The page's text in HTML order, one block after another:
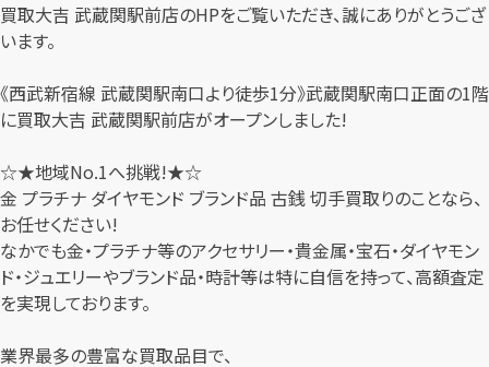
買取大吉 武蔵関駅前店のHPをご覧いただき、誠にありがとうござ
います。
《西武新宿線 武蔵関駅南口より徒歩1分》武蔵関駅南口正面の1階
に買取大吉 武蔵関駅前店がオープンしました!
☆★地域No.1へ挑戦!★☆
金 プラチナ ダイヤモンド ブランド品 古銭 切手買取りのことなら、
お任せください!
なかでも金・プラチナ等のアクセサリー・貴金属・宝石・ダイヤモン
ド・ジュエリーやブランド品・時計等は特に自信を持って、高額査定
を実現しております。
業界最多の豊富な買取品目で、